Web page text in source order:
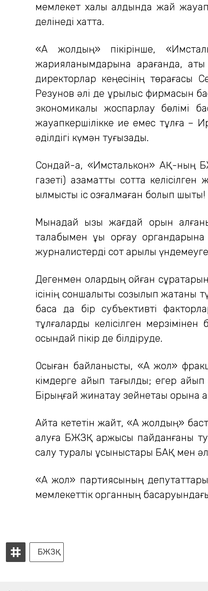
мемлекет халық алдында жай
делінеді хатта.
«Ақ жолдың» пікірінше,
жарияланымдарына қарағанда,
директорлар кеңесінің
Резунов әлі де құрылыс фирмасын
экономикалық жоспарлау бөлімі
жауапкершілікке ие емес тұлға –
әділдігі күмән туғызады.
Сондай-ақ, «Имсталькон» АҚ-ның
газеті) азаматтық сотта
қылмыстық іс қозғалмаған болып шықты!
Мынадай қызық жағдай орын
талабымен құқық қорғау
журналистерді сот арқылы
Дегенмен олардың қойған
ісінің соншалықты созылып жатқаны
басқа да бір субъективті
тұлғаларды келісілген мерзімінен
осындай пікір де білдіруде.
Осыған байланысты, «Ақ жол»
кімдерге айып тағылды; егер
Бірыңғай жинақтау зейнетақы қорына
Айта кететін жайт, «Ақ жолдың»
алуға БЖЗҚ қаржысы пайданғаны
салу туралы ұсыныстары БАҚ мен
«Ақ жол» партиясының
мемлекеттік органның
БЖЗҚ